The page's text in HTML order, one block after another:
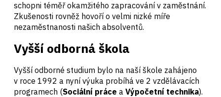
schopni téměř okamžitého zapracování v zaměstnání.
Zkušenosti rovněž hovoří o velmi nizké míře
nezaměstnanosti našich absolventů.
Vyšší odborná škola
Vyšší odborné studium bylo na naší škole zahájeno
v roce 1992 a nyní výuka probíhá ve 2 vzdělávacích
programech (Sociální práce a Výpočetní technika).